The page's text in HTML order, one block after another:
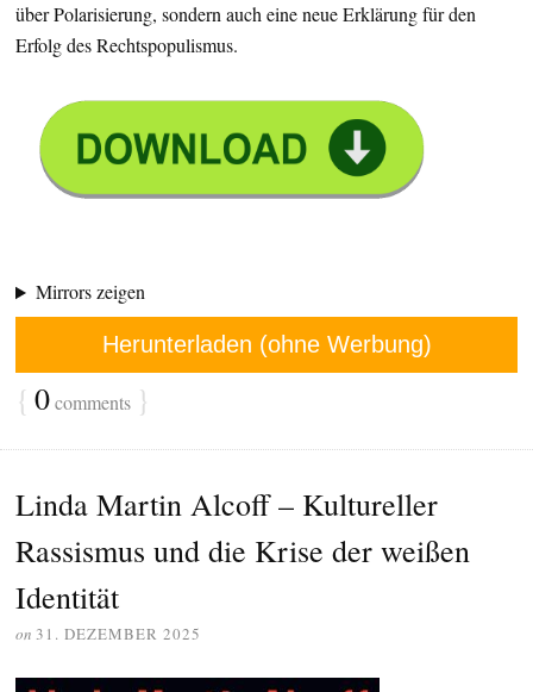
über Polarisierung, sondern auch eine neue Erklärung für den
Erfolg des Rechtspopulismus.
Mirrors zeigen
Herunterladen (ohne Werbung)
{ 0comments }
Linda Martin Alcoff – Kultureller
Rassismus und die Krise der weißen
Identität
on 31. DEZEMBER 2025